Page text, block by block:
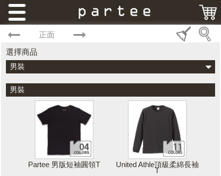
正面
選擇商品
男裝
男裝
Partee 男版短袖圓領T United Athle頂級柔綿長袖
T